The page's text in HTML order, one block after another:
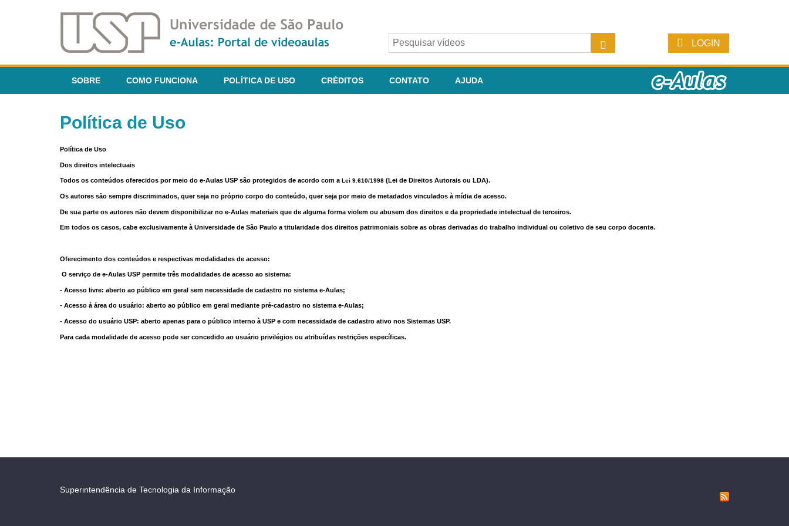
LOGIN
SOBRE COMO FUNCIONA POLÍTICA DE USO CRÉDITOS CONTATO AJUDA
Política de Uso
Política de Uso
Dos direitos intelectuais
Todos os conteúdos oferecidos por meio do e-Aulas USP são protegidos de acordo com a Lei 9.610/1998 (Lei de Direitos Autorais ou LDA).
Os autores são sempre discriminados, quer seja no próprio corpo do conteúdo, quer seja por meio de metadados vinculados à mídia de acesso.
De sua parte os autores não devem disponibilizar no e-Aulas materiais que de alguma forma violem ou abusem dos direitos e da propriedade intelectual de terceiros.
Em todos os casos, cabe exclusivamente à Universidade de São Paulo a titularidade dos direitos patrimoniais sobre as obras derivadas do trabalho individual ou coletivo de seu corpo docente.
Oferecimento dos conteúdos e respectivas modalidades de acesso:
O serviço de e-Aulas USP permite três modalidades de acesso ao sistema:
- Acesso livre: aberto ao público em geral sem necessidade de cadastro no sistema e-Aulas;
- Acesso à área do usuário: aberto ao público em geral mediante pré-cadastro no sistema e-Aulas;
- Acesso do usuário USP: aberto apenas para o público interno à USP e com necessidade de cadastro ativo nos Sistemas USP.
Para cada modalidade de acesso pode ser concedido ao usuário privilégios ou atribuídas restrições específicas.
Superintendência de Tecnologia da Informação